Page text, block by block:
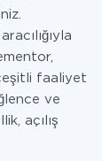
faaliyet
ve
açılış